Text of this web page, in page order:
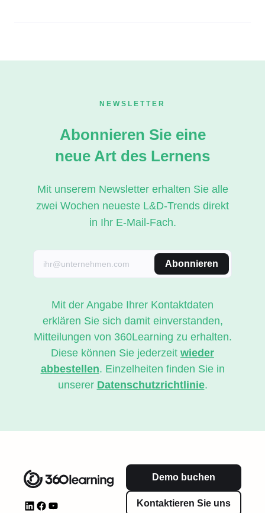
NEWSLETTER
Abonnieren Sie eine
neue Art des Lernens
Mit unserem Newsletter erhalten Sie alle
zwei Wochen neueste L&D-Trends direkt
in Ihr E-Mail-Fach.
Abonnieren
Mit der Angabe Ihrer Kontaktdaten
erklären Sie sich damit einverstanden,
Mitteilungen von 360Learning zu erhalten.
Diese können Sie jederzeit wieder
abbestellen. Einzelheiten finden Sie in
unserer Datenschutzrichtlinie.
Demo buchen
Kontaktieren Sie uns